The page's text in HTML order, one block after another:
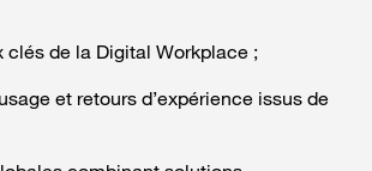
clés de la Digital Workplace ;
et retours d’expérience issus de